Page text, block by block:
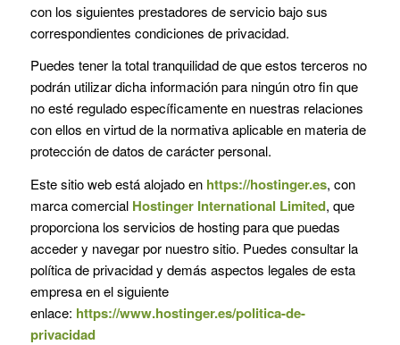
con los siguientes prestadores de servicio bajo sus
correspondientes condiciones de privacidad.
Puedes tener la total tranquilidad de que estos terceros no
podrán utilizar dicha información para ningún otro fin que
no esté regulado específicamente en nuestras relaciones
con ellos en virtud de la normativa aplicable en materia de
protección de datos de carácter personal.
Este sitio web está alojado en https://hostinger.es, con
marca comercial Hostinger International Limited, que
proporciona los servicios de hosting para que puedas
acceder y navegar por nuestro sitio. Puedes consultar la
política de privacidad y demás aspectos legales de esta
empresa en el siguiente
enlace: https://www.hostinger.es/politica-de-
privacidad